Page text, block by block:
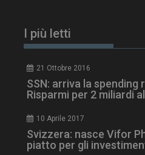
I più letti
21 Ottobre 2016
SSN: arriva la spending
Risparmi per 2 miliardi
10 Aprile 2017
Svizzera: nasce Vifor
piatto per gli
tracking-sites-
ironfish-session-id